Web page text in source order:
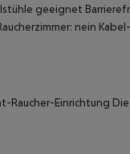
geeignet
nein
Raucher-Einrichtung